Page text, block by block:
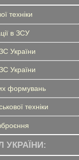
техніки
в ЗСУ
України
України
формувань
техніки
УКРАЇНИ: